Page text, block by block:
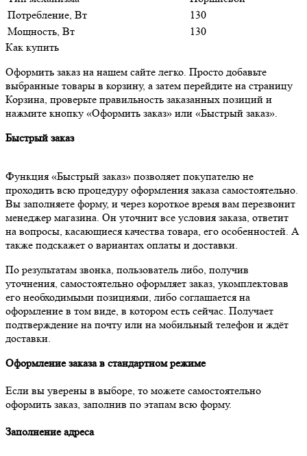
Потребление, Вт
130
Мощность, Вт
130
Как купить
Оформить заказ на нашем сайте легко. Просто добавьте
выбранные товары в корзину, а затем перейдите на страницу
Корзина, проверьте правильность заказанных позиций и
нажмите кнопку «Оформить заказ» или «Быстрый заказ».
Быстрый заказ
Функция «Быстрый заказ» позволяет покупателю не
проходить всю процедуру оформления заказа самостоятельно.
Вы заполняете форму, и через короткое время вам перезвонит
менеджер магазина. Он уточнит все условия заказа, ответит
на вопросы, касающиеся качества товара, его особенностей. А
также подскажет о вариантах оплаты и доставки.
По результатам звонка, пользователь либо, получив
уточнения, самостоятельно оформляет заказ, укомплектовав
его необходимыми позициями, либо соглашается на
оформление в том виде, в котором есть сейчас. Получает
подтверждение на почту или на мобильный телефон и ждёт
доставки.
Оформление заказа в стандартном режиме
Если вы уверены в выборе, то можете самостоятельно
оформить заказ, заполнив по этапам всю форму.
Заполнение адреса